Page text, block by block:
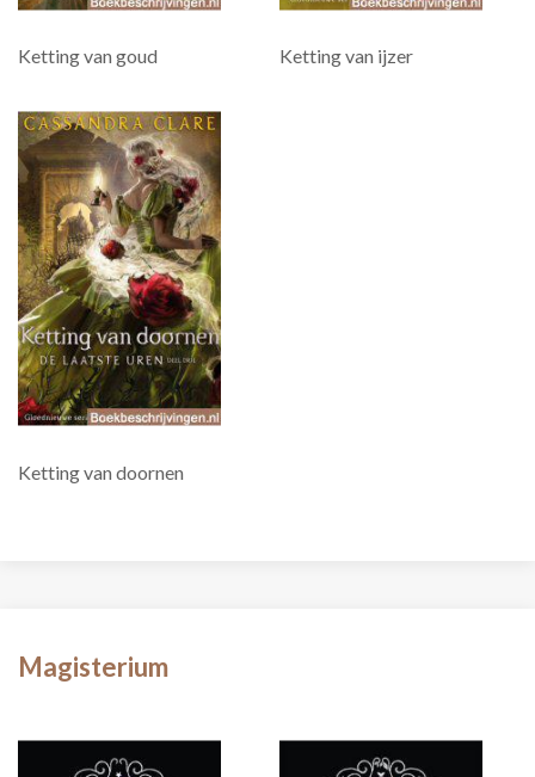
Ketting van goud Ketting van ijzer
Ketting van doornen
Magisterium